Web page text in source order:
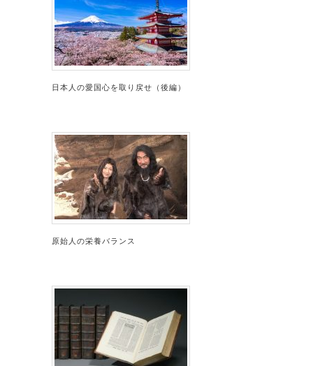
日本人の愛国心を取り戻せ（後編）
原始人の栄養バランス